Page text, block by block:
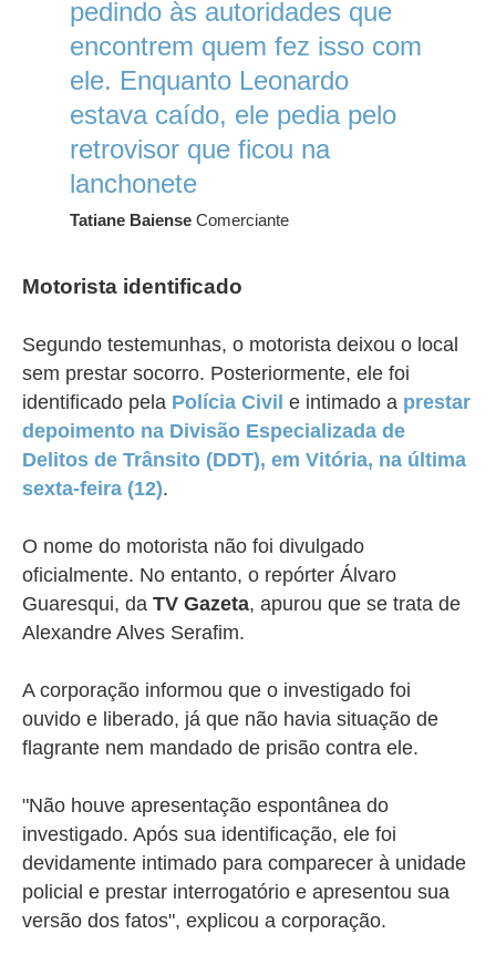
pedindo às autoridades que
encontrem quem fez isso com
ele. Enquanto Leonardo
estava caído, ele pedia pelo
retrovisor que ficou na
lanchonete
Tatiane Baiense Comerciante
Motorista identificado
Segundo testemunhas, o motorista deixou o local
sem prestar socorro. Posteriormente, ele foi
identificado pela Polícia Civil e intimado a prestar
depoimento na Divisão Especializada de
Delitos de Trânsito (DDT), em Vitória, na última
sexta-feira (12).
O nome do motorista não foi divulgado
oficialmente. No entanto, o repórter Álvaro
Guaresqui, da TV Gazeta, apurou que se trata de
Alexandre Alves Serafim.
A corporação informou que o investigado foi
ouvido e liberado, já que não havia situação de
flagrante nem mandado de prisão contra ele.
"Não houve apresentação espontânea do
investigado. Após sua identificação, ele foi
devidamente intimado para comparecer à unidade
policial e prestar interrogatório e apresentou sua
versão dos fatos", explicou a corporação.